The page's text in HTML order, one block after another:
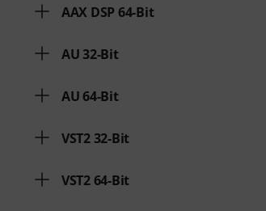
AAX DSP 64-Bit
AU 32-Bit
AU 64-Bit
VST2 32-Bit
VST2 64-Bit